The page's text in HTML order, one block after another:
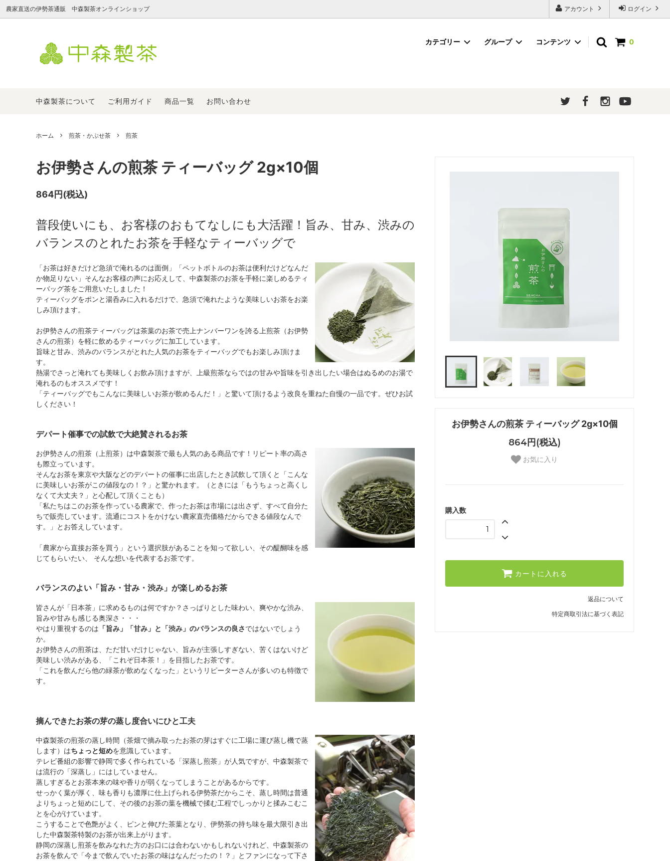
ログイン
アカウント
農家直送の伊勢茶通販 中森製茶オンラインショップ
0
カテゴリー グループ コンテンツ
中森製茶について ご利用ガイド 商品一覧 お問い合わせ
ホーム 煎茶・かぶせ茶 煎茶
お伊勢さんの煎茶 ティーバッグ 2g×10個
864円(税込)
お気に入り
購入数
カートに入れる
返品について
特定商取引法に基づく表記
お伊勢さんの煎茶 ティーバッグ 2g×10個
864円(税込)
普段使いにも、お客様のおもてなしにも大活躍！旨み、甘み、渋みの
バランスのとれたお茶を手軽なティーバッグで
「お茶は好きだけど急須で淹れるのは面倒」「ペットボトルのお茶は便利だけどなんだ
か物足りない」そんなお客様の声にお応えして、中森製茶のお茶を手軽に楽しめるティ
ーバッグ茶をご用意いたしました！
ティーバッグをポンと湯呑みに入れるだけで、急須で淹れたような美味しいお茶をお楽
しみ頂けます。
お伊勢さんの煎茶ティーバッグは茶葉のお茶で売上ナンバーワンを誇る上煎茶（お伊勢
さんの煎茶）を軽に飲めるティーバッグに加工しています。
旨味と甘み、渋みのバランスがとれた人気のお茶をティーバッグでもお楽しみ頂けま
す。
熱湯でさっと淹れても美味しくお飲み頂けますが、上級煎茶ならではの甘みや旨味を引き出したい場合はぬるめのお湯で
淹れるのもオススメです！
「ティーバッグでもこんなに美味しいお茶が飲めるんだ！」と驚いて頂けるよう改良を重ねた自慢の一品です。ぜひお試
しください！
デパート催事での試飲で大絶賛されるお茶
お伊勢さんの煎茶（上煎茶）は中森製茶で最も人気のある商品です！リピート率の高さ
も際立っています。
そんなお茶を東京や大阪などのデパートの催事に出店したとき試飲して頂くと「こんな
に美味しいお茶がこの値段なの！？」と驚かれます。（ときには「もうちょっと高くし
なくて大丈夫？」と心配して頂くことも）
「私たちはこのお茶を作っている農家で、作ったお茶は市場には出さず、すべて自分た
ちで販売しています。流通にコストをかけない農家直売価格だからできる値段なんで
す。」とお答えしています。
「農家から直接お茶を買う」という選択肢があることを知って欲しい、その醍醐味を感
じてもらいたい、 そんな想いを代表するお茶です。
バランスのよい「旨み・甘み・渋み」が楽しめるお茶
皆さんが「日本茶」に求めるものは何ですか？さっぱりとした味わい、爽やかな渋み、
旨みや甘みも感じる奥深さ・・・
やはり重視するのは 「旨み」「甘み」と「渋み」のバランスの良さではないでしょう
か。
お伊勢さんの煎茶は、ただ甘いだけじゃない、旨みが主張しすぎない、苦くはないけど
美味しい渋みがある、「これぞ日本茶！」を目指したお茶です。
「これを飲んだら他の緑茶が飲めなくなった」というリピーターさんが多いのも特徴で
す。
摘んできたお茶の芽の蒸し度合いにひと工夫
中森製茶の煎茶の蒸し時間（茶畑で摘み取ったお茶の芽はすぐに工場に運び蒸し機で蒸
します）はちょっと短めを意識しています。
テレビ番組の影響で静岡で多く作られている「深蒸し煎茶」が人気ですが、中森製茶で
は流行の「深蒸し」にはしていません。
蒸しすぎるとお茶本来の味や香りが弱くなってしまうことがあるからです。
せっかく葉が厚く、味も香りも濃厚に仕上げられる伊勢茶だからこそ、蒸し時間は普通
よりちょっと短めにして、その後のお茶の葉を機械で揉む工程でしっかりと揉みこむこ
とを心がけています。
こうすることで色艶がよく、ピンと伸びた茶葉となり、伊勢茶の持ち味を最大限引き出
した中森製茶特製のお茶が出来上がります。
静岡の深蒸し煎茶を飲みなれた方のお口には合わないかもしれないけれど、中森製茶の
お茶を飲んで「今まで飲んでいたお茶の味はなんだったの！？」とファンになって下さ